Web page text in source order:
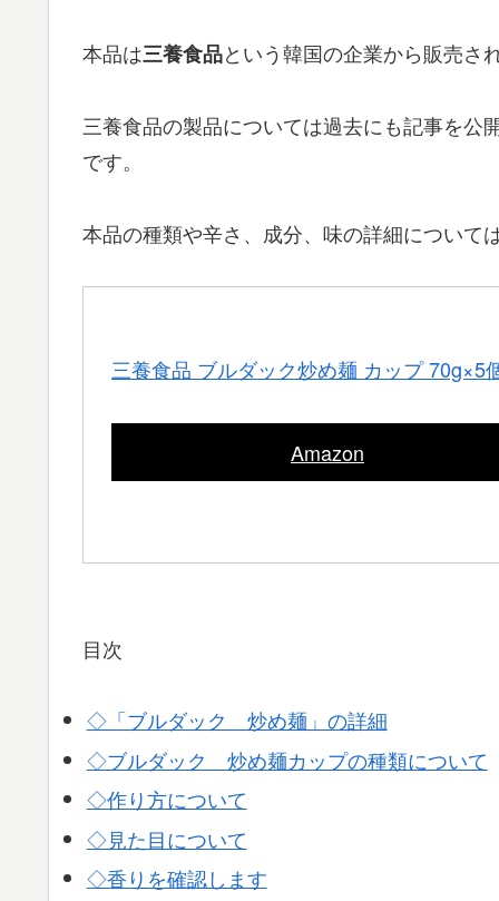
本品は三養食品という韓国の企業から販売さ
三養食品の製品については過去にも記事を公
です。
本品の種類や辛さ、成分、味の詳細について
三養食品 ブルダック炒め麺 カップ 70g×5
Amazon
目次
◇「ブルダック 炒め麺」の詳細
◇ブルダック 炒め麺カップの種類について
◇作り方について
◇見た目について
◇香りを確認します